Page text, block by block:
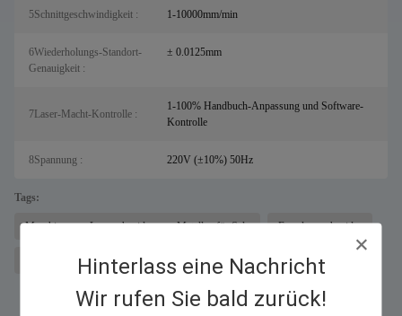
Hinterlass eine Nachricht
Wir rufen Sie bald zurück!
5Schnittgeschwindigkeit : 1-10000mm/min
6Wiederholungs-Standort-
Genauigkeit :
± 0.0125mm
7Laser-Macht-Kontrolle :
1-100% Handbuch-Anpassung und Software-
Kontrolle
8Spannung : 220V (±10%) 50Hz
Tags:
Maschine zum Laserschneiden von Metallen für Salz Faserlaserschneider
CO2-Laserschneidanlage